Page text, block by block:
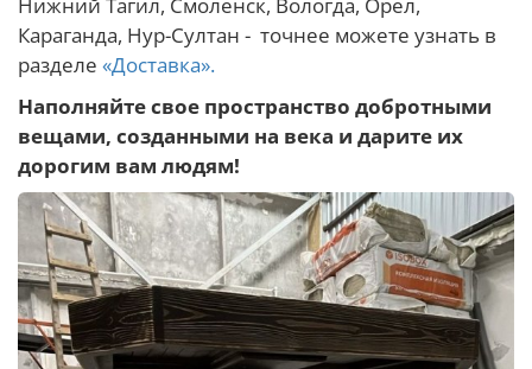
Караганда, Нур-Султан - точнее можете узнать в
разделе «Доставка».
Наполняйте свое пространство добротными
вещами, созданными на века и дарите их
дорогим вам людям!